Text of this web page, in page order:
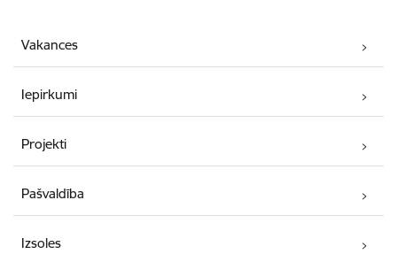
Vakances
Iepirkumi
Projekti
Pašvaldība
Izsoles